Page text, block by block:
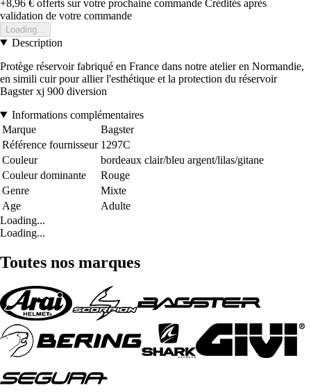
+8,96 € offerts sur votre prochaine commande Crédités après
validation de votre commande
Loading...
Description
Protège réservoir fabriqué en France dans notre atelier en Normandie,
en simili cuir pour allier l'esthétique et la protection du réservoir
Bagster xj 900 diversion
Informations complémentaires
Marque
Bagster
Référence fournisseur 1297C
Couleur
bordeaux clair/bleu argent/lilas/gitane
Couleur dominante
Rouge
Genre
Mixte
Age
Adulte
Loading...
Loading...
Toutes nos marques